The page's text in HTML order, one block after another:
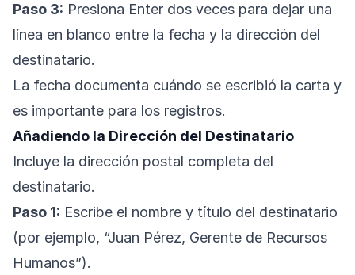
Paso 3: Presiona Enter dos veces para dejar una
línea en blanco entre la fecha y la dirección del
destinatario.
La fecha documenta cuándo se escribió la carta y
es importante para los registros.
Añadiendo la Dirección del Destinatario
Incluye la dirección postal completa del
destinatario.
Paso 1: Escribe el nombre y título del destinatario
(por ejemplo, “Juan Pérez, Gerente de Recursos
Humanos”).